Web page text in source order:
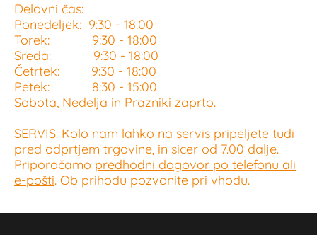
Delovni čas:
Ponedeljek: 9:30 - 18:00
Torek: 9:30 - 18:00
Sreda: 9:30 - 18:00
Četrtek: 9:30 - 18:00
Petek: 8:30 - 15:00
Sobota, Nedelja in Prazniki zaprto.
SERVIS: Kolo nam lahko na servis pripeljete tudi
pred odprtjem trgovine, in sicer od 7.00 dalje.
Priporočamo predhodni dogovor po telefonu ali
e-pošti. Ob prihodu pozvonite pri vhodu.